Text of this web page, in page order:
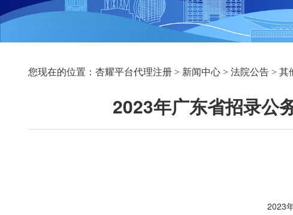
您现在的位置： 杏耀平台代理注册 > 新闻中心 > 法院公告 > 其
2023年广东省招录公
2023